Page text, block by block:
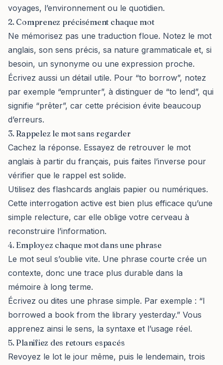
voyages, l’environnement ou le quotidien.
2. Comprenez précisément chaque mot
Ne mémorisez pas une traduction floue. Notez le mot
anglais, son sens précis, sa nature grammaticale et, si
besoin, un synonyme ou une expression proche.
Écrivez aussi un détail utile. Pour “to borrow”, notez
par exemple “emprunter”, à distinguer de “to lend”, qui
signifie “prêter”, car cette précision évite beaucoup
d’erreurs.
3. Rappelez le mot sans regarder
Cachez la réponse. Essayez de retrouver le mot
anglais à partir du français, puis faites l’inverse pour
vérifier que le rappel est solide.
Utilisez des flashcards anglais papier ou numériques.
Cette interrogation active est bien plus efficace qu’une
simple relecture, car elle oblige votre cerveau à
reconstruire l’information.
4. Employez chaque mot dans une phrase
Le mot seul s’oublie vite. Une phrase courte crée un
contexte, donc une trace plus durable dans la
mémoire à long terme.
Écrivez ou dites une phrase simple. Par exemple : “I
borrowed a book from the library yesterday.” Vous
apprenez ainsi le sens, la syntaxe et l’usage réel.
5. Planifiez des retours espacés
Revoyez le lot le jour même, puis le lendemain, trois